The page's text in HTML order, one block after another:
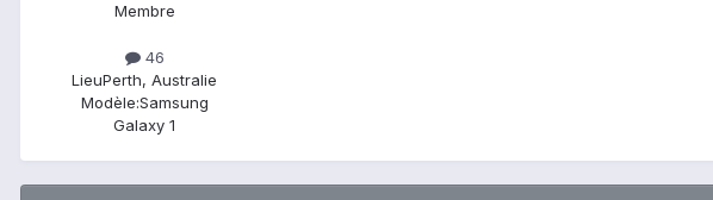
Membre
46
LieuPerth, Australie
Modèle:Samsung
Galaxy 1